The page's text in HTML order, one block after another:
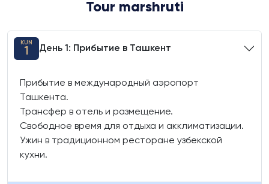
Tour marshruti
KUN
1 День 1: Прибытие в Ташкент
Прибытие в международный аэропорт
Ташкента.
Трансфер в отель и размещение.
Свободное время для отдыха и акклиматизации.
Ужин в традиционном ресторане узбекской
кухни.